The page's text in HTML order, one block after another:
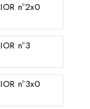
nº2x0
nº3
nº3x0